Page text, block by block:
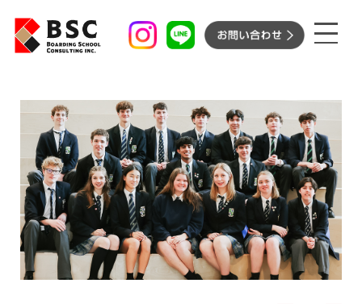
サマースクールプログラム
BSC’s サポートボーディングスクール［長期
留学］
BSC’s サポートサマースクールプログラム
［短期留学］
イベント
お知らせ